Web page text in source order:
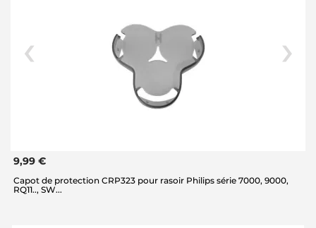
9,99 €
Capot de protection CRP323 pour rasoir Philips série 7000, 9000,
RQ11.., SW...